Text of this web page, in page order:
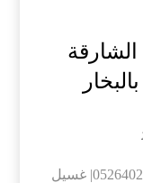
شركة تنظيف كنب في الشارقة |0526402015| غسيل